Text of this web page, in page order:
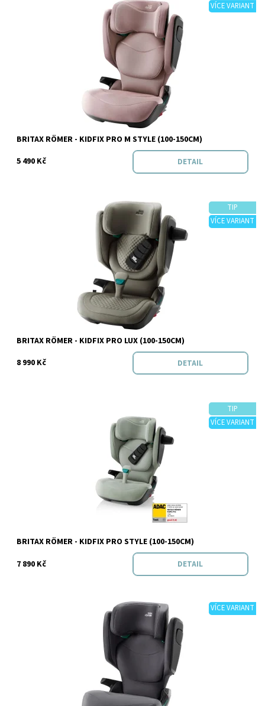
VÍCE VARIANT
Skladem
Značka: BRITAX RÖMER
BRITAX RÖMER - KIDFIX PRO M STYLE (100-150CM)
5 490 Kč
DETAIL
TIP
VÍCE VARIANT
Skladem
BRITAX RÖMER
BRITAX RÖMER - KIDFIX PRO LUX (100-150CM)
8 990 Kč
DETAIL
TIP
VÍCE VARIANT
Skladem
Značka: BRITAX RÖMER
BRITAX RÖMER - KIDFIX PRO STYLE (100-150CM)
7 890 Kč
DETAIL
VÍCE VARIANT
Skladem